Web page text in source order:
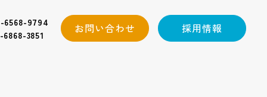
6568-9794
6868-3851 お問い合わせ 採用情報